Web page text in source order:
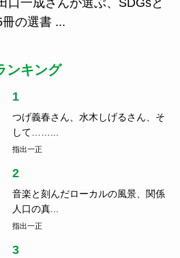
の選書 ...
ンキング
1
つげ義春さん、水木しげるさん、そ
して……...
指出一正
2
音楽と刻んだローカルの風景、関係
人口の真...
指出一正
3